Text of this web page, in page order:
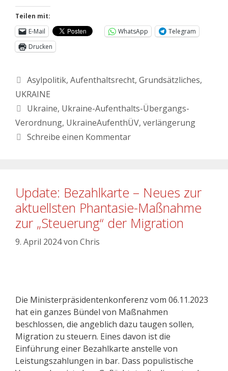
Teilen mit:
E-Mail
WhatsApp
Telegram
Drucken
Asylpolitik, Aufenthaltsrecht, Grundsätzliches,
UKRAINE
Ukraine, Ukraine-Aufenthalts-Übergangs-
Verordnung, UkraineAufenthÜV, verlängerung
Schreibe einen Kommentar
Update: Bezahlkarte – Neues zur
aktuellsten Phantasie-Maßnahme
zur „Steuerung“ der Migration
9. April 2024von Chris
Die Ministerpräsidentenkonferenz vom 06.11.2023
hat ein ganzes Bündel von Maßnahmen
beschlossen, die angeblich dazu taugen sollen,
Migration zu steuern. Eines davon ist die
Einführung einer Bezahlkarte anstelle von
Leistungszahlungen in bar. Dass populistische